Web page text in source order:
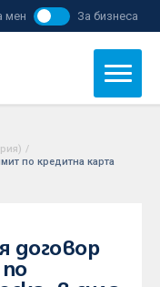
мен За бизнеса
/
по кредитна карта
договор